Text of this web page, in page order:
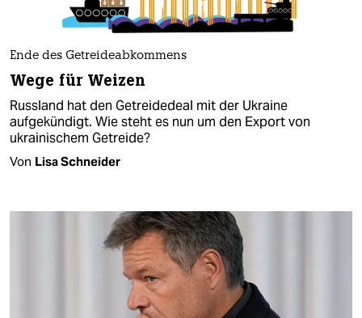
Ende des Getreideabkommens
Wege für Weizen
Russland hat den Getreidedeal mit der Ukraine
aufgekündigt. Wie steht es nun um den Export von
ukrainischem Getreide?
Von Lisa Schneider